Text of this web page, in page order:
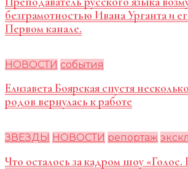
безграмотностью Ивана Урганта и
Первом канале.
НОВОСТИ события
Елизавета Боярская спустя
родов вернулась к работе
ЗВЕЗДЫ НОВОСТИ репортаж
Что осталось за кадром шоу «Голос.